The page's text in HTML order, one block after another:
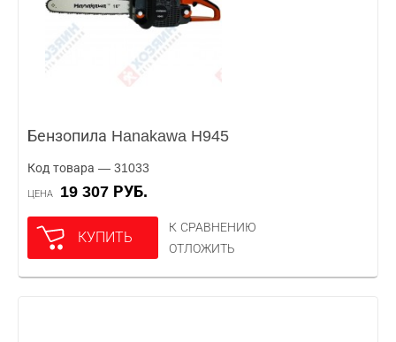
Бензопила Hanakawa H945
Код товара — 31033
ЦЕНА 19 307 РУБ.
КУПИТЬ
К СРАВНЕНИЮ
ОТЛОЖИТЬ